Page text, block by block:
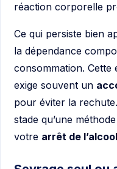
réaction corporelle
Ce qui persiste bien
la dépendance
consommation. Cette
exige souvent un
pour éviter la
stade qu’une
votre arrêt de l’alcool